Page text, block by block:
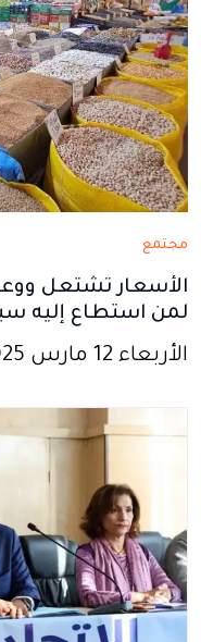
مجتمع
الأسعار تشتعل
لمن استطاع إليه
الأربعاء 12 مارس 2025